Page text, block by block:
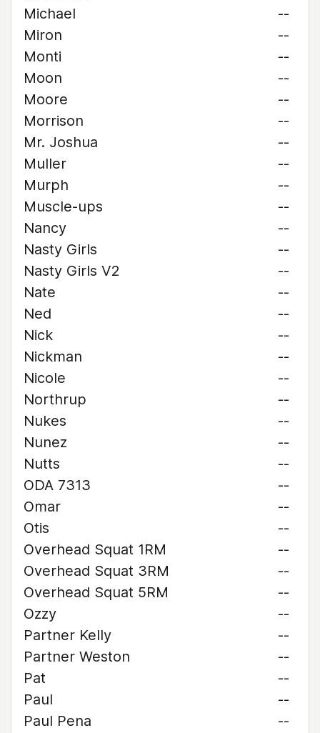
Michael
--
Miron
--
Monti
--
Moon
--
Moore
--
Morrison
--
Mr. Joshua
--
Muller
--
Murph
--
Muscle-ups
--
Nancy
--
Nasty Girls
--
Nasty Girls V2
--
Nate
--
Ned
--
Nick
--
Nickman
--
Nicole
--
Northrup
--
Nukes
--
Nunez
--
Nutts
--
ODA 7313
--
Omar
--
Otis
--
Overhead Squat 1RM
--
Overhead Squat 3RM
--
Overhead Squat 5RM
--
Ozzy
--
Partner Kelly
--
Partner Weston
--
Pat
--
Paul
--
Paul Pena
--